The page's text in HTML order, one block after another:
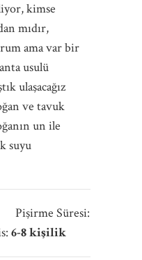
kimse
mıdır,
ama var bir
usulü
ulaşacağız
ve tavuk
un ile
suyu
Pişirme Süresi:
6-8 kişilik